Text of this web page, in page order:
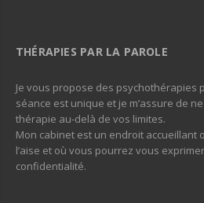
THÉRAPIES PAR LA PAROLE
Je vous propose des psychothérapies
séance est unique et je m’assure de
thérapie au-delà de vos limites.
Mon cabinet est un endroit accueillant
l’aise et où vous pourrez vous
confidentialité.